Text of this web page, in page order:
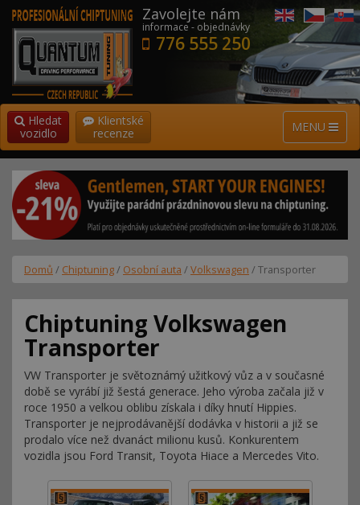
Zavolejte nám
informace - objednávky
776 555 250
MENU
Hledat
vozidlo
Klientské
recenze
Domů / Chiptuning/ Osobní auta /Volkswagen / Transporter
Chiptuning Volkswagen
Transporter
VW Transporter je světoznámý užitkový vůz a v současné
době se vyrábí již šestá generace. Jeho výroba začala již v
roce 1950 a velkou oblibu získala i díky hnutí Hippies.
Transporter je nejprodávanější dodávka v historii a již se
prodalo více než dvanáct milionu kusů. Konkurentem
vozidla jsou Ford Transit, Toyota Hiace a Mercedes Vito.